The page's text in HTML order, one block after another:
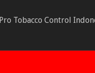
Pro Tobacco Control